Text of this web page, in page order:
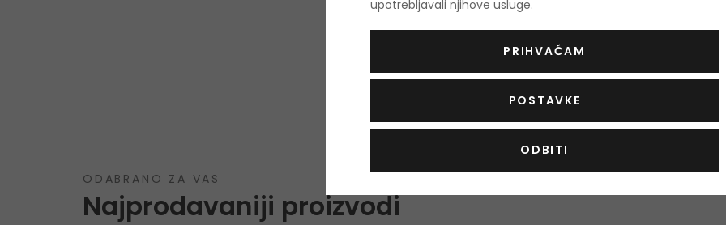
Chloé Chloé
Parfemska voda
Na zalihi
od 55,50 €
Chloé
Parfemska
Na zalihi
ODABRANO ZA VAS
Najprodavaniji proizvodi
upotrebljavali njihove usluge.
PRIHVAĆAM
POSTAVKE
ODBITI